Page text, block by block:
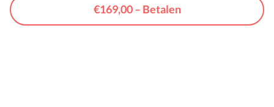
€169,00 – Betalen